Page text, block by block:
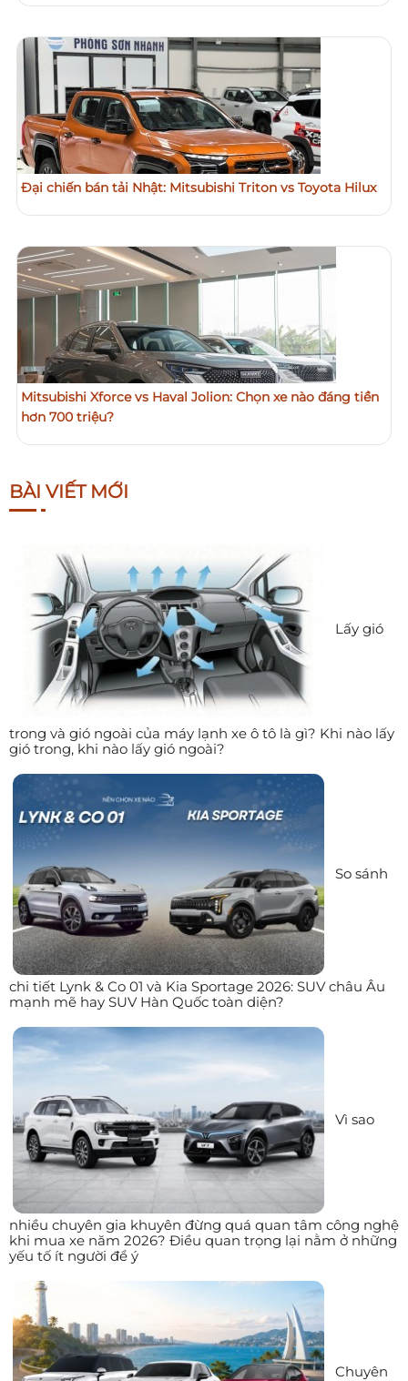
Đại chiến bán tải Nhật: Mitsubishi Triton vs Toyota Hilux
Mitsubishi Xforce vs Haval Jolion: Chọn xe nào đáng tiền
hơn 700 triệu?
BÀI VIẾT MỚI
Lấy gió
trong và gió ngoài của máy lạnh xe ô tô là gì? Khi nào lấy
gió trong, khi nào lấy gió ngoài?
So sánh
chi tiết Lynk & Co 01 và Kia Sportage 2026: SUV châu Âu
mạnh mẽ hay SUV Hàn Quốc toàn diện?
Vì sao
nhiều chuyên gia khuyên đừng quá quan tâm công nghệ
khi mua xe năm 2026? Điều quan trọng lại nằm ở những
yếu tố ít người để ý
Chuyên